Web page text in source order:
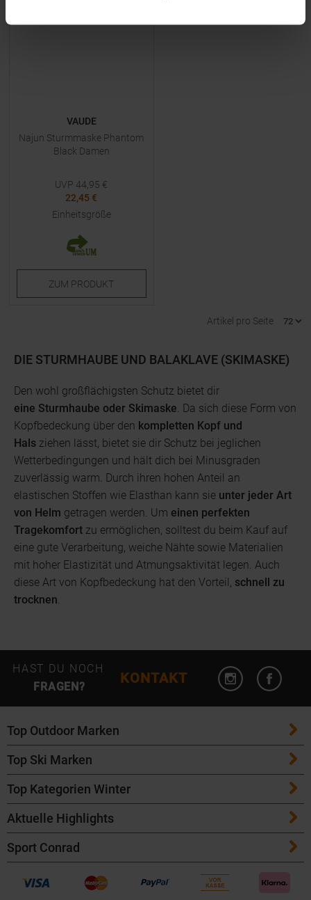
VAUDE
Najun Sturmmaske Phantom
Black Damen
UVP 44,95 €
22,45 €
Einheitsgröße
ZUM PRODUKT
Artikel pro Seite
DIE STURMHAUBE UND BALAKLAVE (SKIMASKE)
Den wohl großflächigsten Schutz bietet dir
eine Sturmhaube oder Skimaske. Da sich diese Form von
Kopfbedeckung über den kompletten Kopf und
Hals ziehen lässt, bietet sie dir Schutz bei jeglichen
Wetterbedingungen und hält dich bei Minusgraden
zuverlässig warm. Durch ihren hohen Anteil an
elastischen Stoffen wie Elasthan kann sie unter jeder Art
von Helm getragen werden. Um einen perfekten
Tragekomfort zu ermöglichen, solltest du beim Kauf auf
eine gute Verarbeitung, weiche Nähte sowie Materialien
mit hoher Elastizität und Atmungsaktivität legen. Auch
diese Art von Kopfbedeckung hat den Vorteil, schnell zu
trocknen.
HAST DU NOCH
FRAGEN?
KONTAKT
Instagram
Top Outdoor Marken
Patagonia
Maloja
Salomon
Icebreaker
Garmin
Top Ski Marken
ATK Bindungen
K2 Ski
Völkl Ski
Fischer Ski
Top Kategorien Winter
Ski
Skitouren Ski
Langlaufski
Aktuelle Highlights
Maloja Fahrradbekleidung
Bike Helme von POC
Sport Conrad
Events